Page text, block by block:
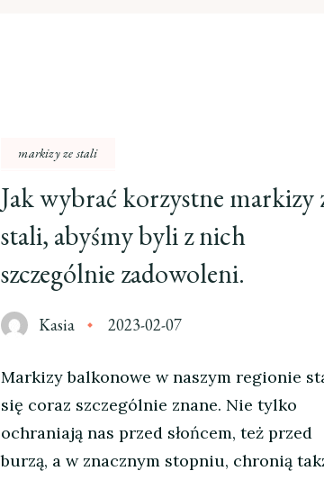
markizy ze stali
Jak wybrać korzystne markizy
stali, abyśmy byli z nich
szczególnie zadowoleni.
Kasia 2023-02-07
Markizy balkonowe w naszym regionie
się coraz szczególnie znane. Nie tylko
ochraniają nas przed słońcem, też przed
burzą, a w znacznym stopniu, chronią